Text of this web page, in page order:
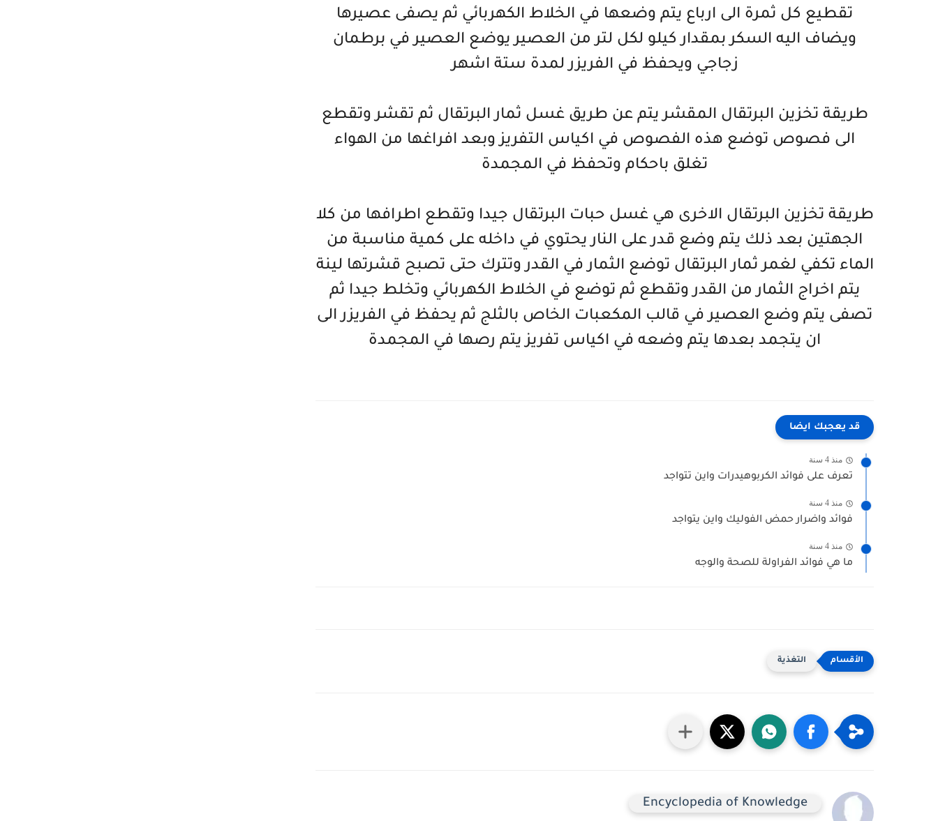
تقطيع كل ثمرة الى ارباع يتم وضعها في الخلاط الكهربائي ثم يصفى عصيرها
ويضاف اليه السكر بمقدار كيلو لكل لتر من العصير يوضع العصير في برطمان
زجاجي ويحفظ في الفريزر لمدة ستة اشهر
طريقة تخزين البرتقال المقشر يتم عن طريق غسل ثمار البرتقال ثم تقشر وتقطع
الى فصوص توضع هذه الفصوص في اكياس التفريز وبعد افراغها من الهواء
تغلق باحكام وتحفظ في المجمدة
طريقة تخزين البرتقال الاخرى هي غسل حبات البرتقال جيدا وتقطع اطرافها من كلا
الجهتين بعد ذلك يتم وضع قدر على النار يحتوي في داخله على كمية مناسبة من
الماء تكفي لغمر ثمار البرتقال توضع الثمار في القدر وتترك حتى تصبح قشرتها لينة
يتم اخراج الثمار من القدر وتقطع ثم توضع في الخلاط الكهربائي وتخلط جيدا ثم
تصفى يتم وضع العصير في قالب المكعبات الخاص بالثلج ثم يحفظ في الفريزر الى
ان يتجمد بعدها يتم وضعه في اكياس تفريز يتم رصها في المجمدة
قد يعجبك ايضا
منذ 4 سنة
تعرف على فوائد الكربوهيدرات واين تتواجد
منذ 4 سنة
فوائد واضرار حمض الفوليك واين يتواجد
منذ 4 سنة
ما هي فوائد الفراولة للصحة والوجه
التغذية
Encyclopedia of Knowledge